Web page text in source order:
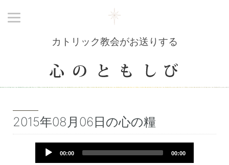
カトリック教会がお送りする
2015年08月06日の心の糧
Audio
00:00 00:00